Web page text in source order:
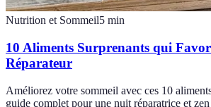
Nutrition et Sommeil5 min
10 Aliments Surprenants qui
Réparateur
Améliorez votre sommeil avec ces 10
guide complet pour une nuit réparatrice et